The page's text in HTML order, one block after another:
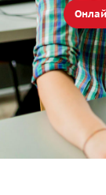
чтобы